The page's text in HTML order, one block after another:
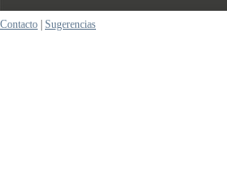
Contacto Sugerencias